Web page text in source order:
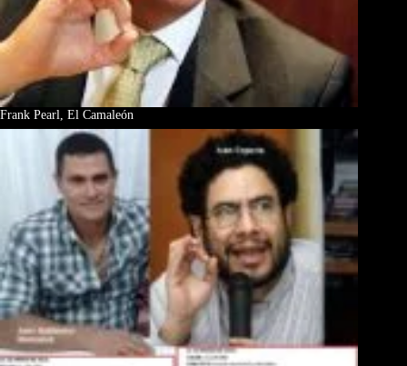
Frank Pearl, El Camaleón